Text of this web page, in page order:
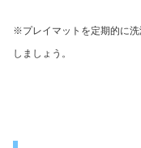
※プレイマットを定期的に
しましょう。